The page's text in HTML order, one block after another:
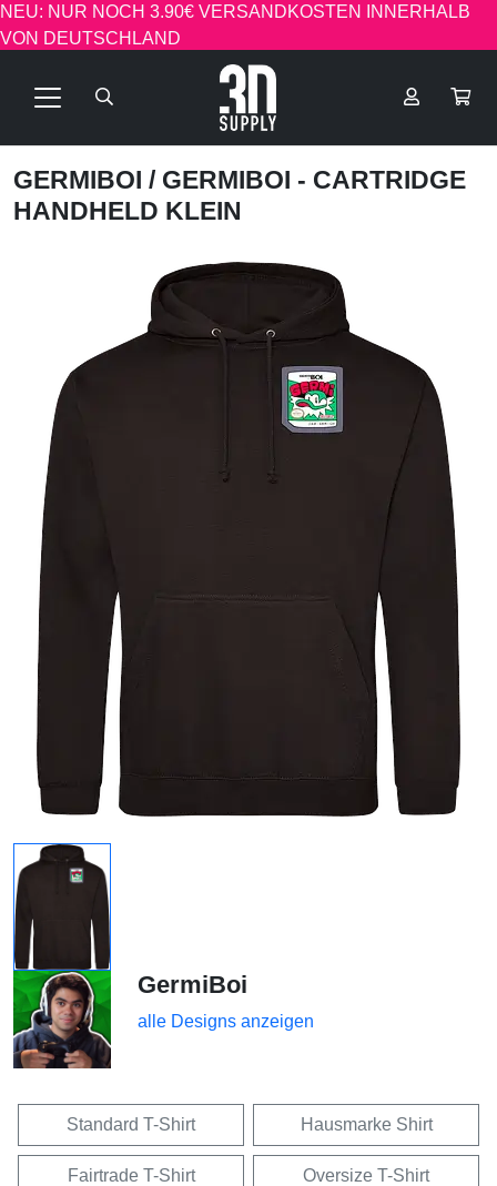
NEU: NUR NOCH 3.90€ VERSANDKOSTEN INNERHALB
VON DEUTSCHLAND
GERMIBOI / GERMIBOI - CARTRIDGE
HANDHELD KLEIN
GermiBoi
alle Designs anzeigen
Standard T-Shirt Hausmarke Shirt
Fairtrade T-Shirt Oversize T-Shirt